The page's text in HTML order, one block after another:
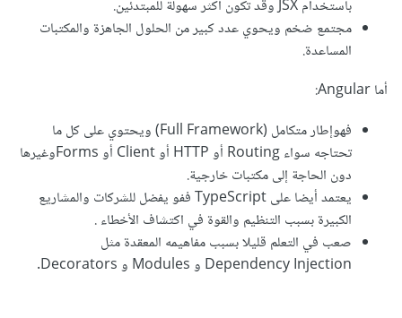
باستخدام JSX وقد تكون أكثر سهولة للمبتدئين.
مجتمع ضخم ويحوي عدد كبير من الحلول الجاهزة والمكتبات
المساعدة.
أما Angular:
فهوإطار متكامل (Full Framework) ويحتوي على كل ما
تحتاجه سواء Routing أو HTTP أو Client أو Formsوغيرها
دون الحاجة إلى مكتبات خارجية.
يعتمد أيضا على TypeScript ففو يفضل للشركات والمشاريع
الكبيرة بسبب التنظيم والقوة في اكتشاف الأخطاء .
صعب في التعلم قليلا بسبب مفاهيمه المعقدة مثل
Dependency Injection و Modules و Decorators.